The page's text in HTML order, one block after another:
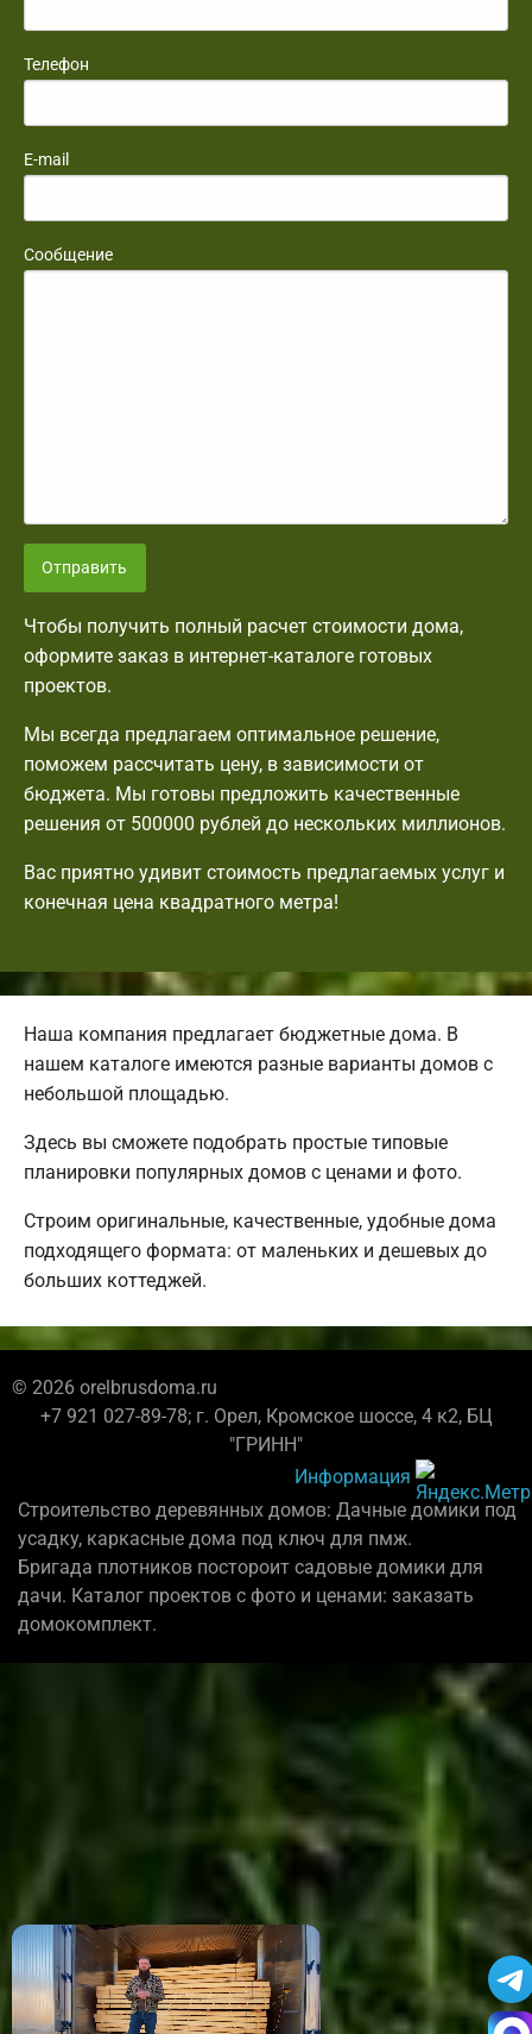
Телефон
E-mail
Сообщение
Отправить
Чтобы получить полный расчет стоимости дома,
оформите заказ в интернет-каталоге готовых
проектов.
Мы всегда предлагаем оптимальное решение,
поможем рассчитать цену, в зависимости от
бюджета. Мы готовы предложить качественные
решения от 500000 рублей до нескольких миллионов.
Вас приятно удивит стоимость предлагаемых услуг и
конечная цена квадратного метра!
Наша компания предлагает бюджетные дома. В
нашем каталоге имеются разные варианты домов с
небольшой площадью.
Здесь вы сможете подобрать простые типовые
планировки популярных домов с ценами и фото.
Строим оригинальные, качественные, удобные дома
подходящего формата: от маленьких и дешевых до
больших коттеджей.
© 2026 orelbrusdoma.ru
+7 921 027-89-78; г. Орел, Кромское шоссе, 4 к2, БЦ
"ГРИНН"
Информация
Строительство деревянных домов: Дачные домики под
усадку, каркасные дома под ключ для пмж.
Бригада плотников постороит садовые домики для
дачи. Каталог проектов с фото и ценами: заказать
домокомплект.